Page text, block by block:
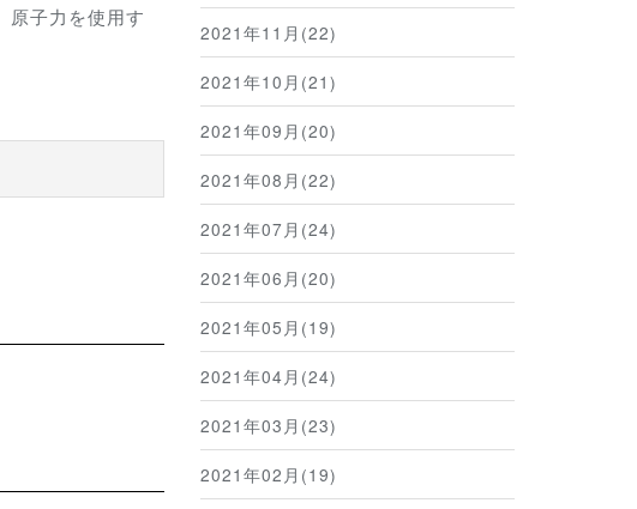
原子力を使用す
2021年11月(22)
2021年10月(21)
2021年09月(20)
2021年08月(22)
2021年07月(24)
2021年06月(20)
2021年05月(19)
2021年04月(24)
2021年03月(23)
2021年02月(19)